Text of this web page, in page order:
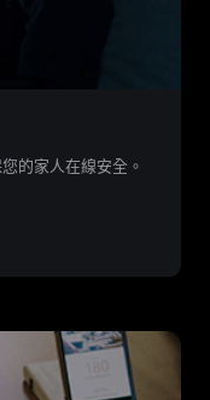
的家人在線安全。